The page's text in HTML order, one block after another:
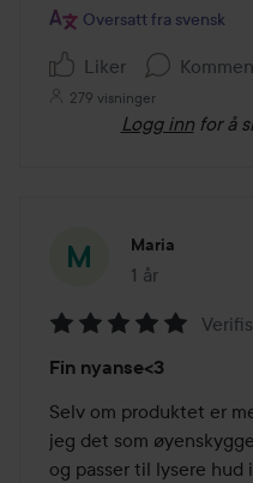
Oversatt fra svensk
Liker
279 visninger
Logg inn for å
Maria
1 år
Innlegget ble
5
av
5
Fin nyanse<3
Selv om produktet er
jeg det som
og passer til lysere hud